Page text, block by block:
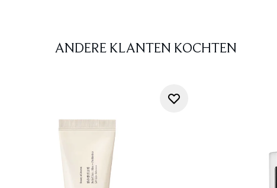
ANDERE KLANTEN KOCHTEN